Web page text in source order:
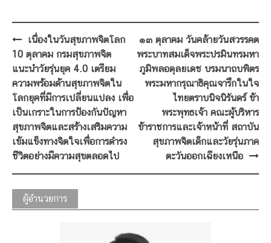
Post
navigation
เนื่องในวันสุขภาพจิตโลก
10 ตุลาคม กรมสุขภาพจิต
แนะนำวัยรุ่นยุค 4.0 เตรียม
ความพร้อมด้านสุขภาพจิตใน
โลกยุคที่มีการเปลี่ยนแปลง เพื่อ
เป็นเกราะในการป้องกันปัญหา
สุขภาพจิตและสร้างเสริมความ
เข้มแข็งทางจิตใจเพื่อการดำรง
ชีวิตอย่างมีความสุขตลอดไป
๑๓ ตุลาคม วันคล้ายวันสวรรคต
พระบาทสมเด็จพระปรมินทรมหา
ภูมิพลอดุลยเดช บรมนาถบพิตร
พระมหากรุณาธิคุณจารึกในใจ
ไทยตราบนิจนิรันดร์ ข้า
พระพุทธเจ้า คณะผู้บริหาร
ข้าราชการและเจ้าหน้าที่ สถาบัน
สุขภาพจิตเด็กและวัยรุ่นภาค
ตะวันออกเฉียงเหนือ
ผู้อำนวยการ